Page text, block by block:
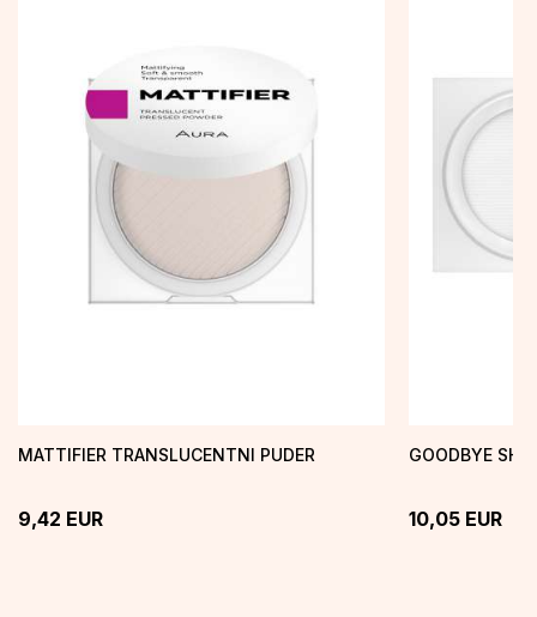
MATTIFIER TRANSLUCENTNI PUDER
9,42 EUR
GOODBYE
10,05 EUR